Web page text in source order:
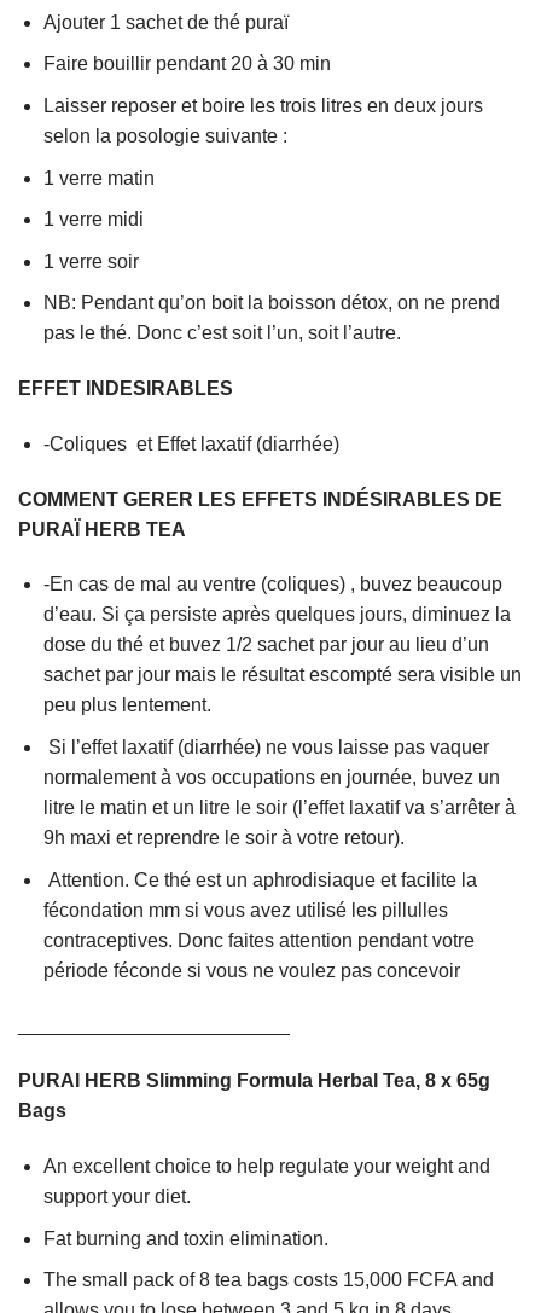
Ajouter 1 sachet de thé puraï
Faire bouillir pendant 20 à 30 min
Laisser reposer et boire les trois litres en deux jours
selon la posologie suivante :
1 verre matin
1 verre midi
1 verre soir
NB: Pendant qu’on boit la boisson détox, on ne prend
pas le thé. Donc c’est soit l’un, soit l’autre.
EFFET INDESIRABLES
-Coliques et Effet laxatif (diarrhée)
COMMENT GERER LES EFFETS INDÉSIRABLES DE
PURAÏ HERB TEA
-En cas de mal au ventre (coliques) , buvez beaucoup
d’eau. Si ça persiste après quelques jours, diminuez la
dose du thé et buvez 1/2 sachet par jour au lieu d’un
sachet par jour mais le résultat escompté sera visible un
peu plus lentement.
Si l’effet laxatif (diarrhée) ne vous laisse pas vaquer
normalement à vos occupations en journée, buvez un
litre le matin et un litre le soir (l’effet laxatif va s’arrêter à
9h maxi et reprendre le soir à votre retour).
Attention. Ce thé est un aphrodisiaque et facilite la
fécondation mm si vous avez utilisé les pillulles
contraceptives. Donc faites attention pendant votre
période féconde si vous ne voulez pas concevoir
PURAI HERB Slimming Formula Herbal Tea, 8 x 65g
Bags
An excellent choice to help regulate your weight and
support your diet.
Fat burning and toxin elimination.
The small pack of 8 tea bags costs 15,000 FCFA and